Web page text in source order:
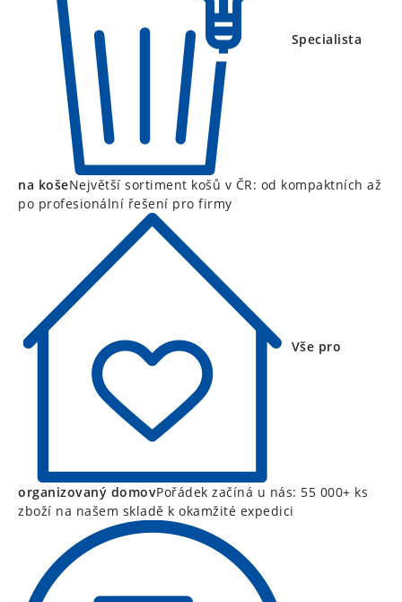
Specialista
na košeNejvětší sortiment košů v ČR: od kompaktních až
po profesionální řešení pro firmy
Vše pro
organizovaný domovPořádek začíná u nás: 55 000+ ks
zboží na našem skladě k okamžité expedici